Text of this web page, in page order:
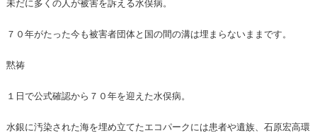
７０年がたった今も被害者団体と国の間の溝は埋まらないままです。
黙祷
１日で公式確認から７０年を迎えた水俣病。
水銀に汚染された海を埋め立てたエコパークには患者や遺族、石原宏高環